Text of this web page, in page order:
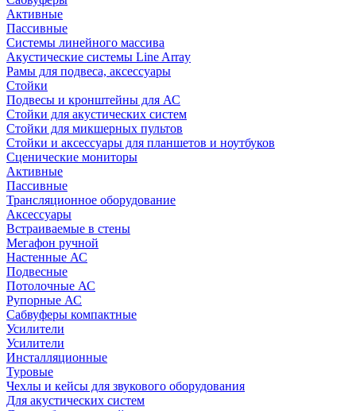
Активные
Пассивные
Системы линейного массива
Акустические системы Line Array
Рамы для подвеса, аксессуары
Стойки
Подвесы и кронштейны для АС
Стойки для акустических систем
Стойки для микшерных пультов
Стойки и аксессуары для планшетов и ноутбуков
Сценические мониторы
Активные
Пассивные
Трансляционное оборудование
Аксессуары
Встраиваемые в стены
Мегафон ручной
Настенные АС
Подвесные
Потолочные АС
Рупорные АС
Сабвуферы компактные
Усилители
Усилители
Инсталляционные
Туровые
Чехлы и кейсы для звукового оборудования
Для акустических систем